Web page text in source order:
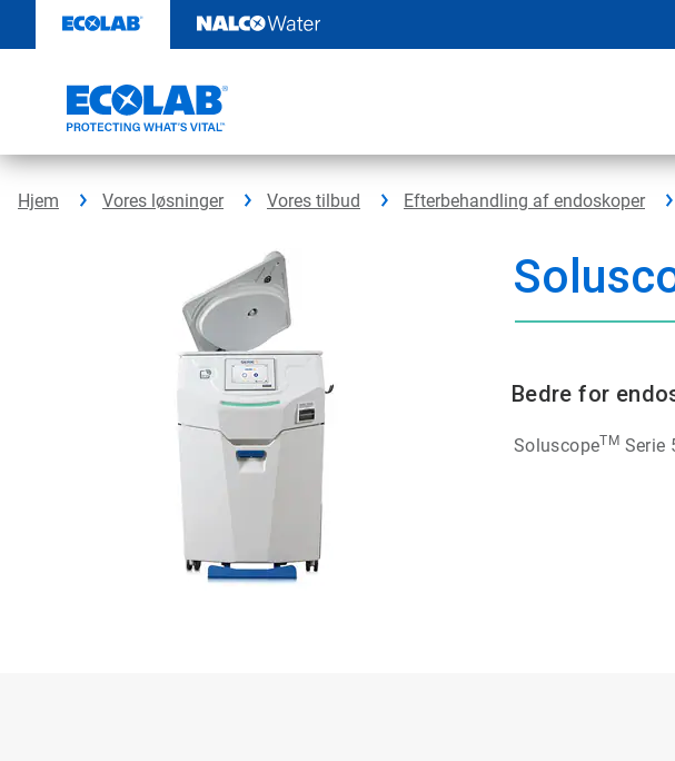
indhold
Hjem Vores løsninger Vores tilbud Efterbehandling af endoskoper
Bedre for
SoluscopeTM Serie